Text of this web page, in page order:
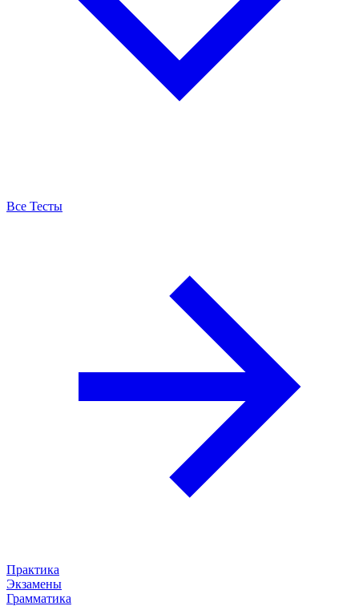
Все Тесты
Практика
Экзамены
Грамматика